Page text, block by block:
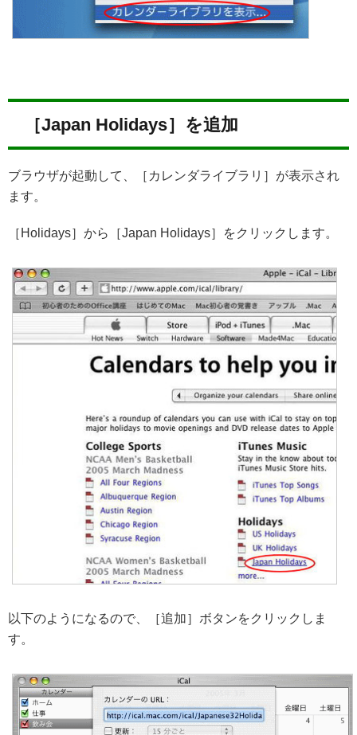
［Japan Holidays］を追加
ブラウザが起動して、［カレンダライブラリ］が表示され
ます。
［Holidays］から［Japan Holidays］をクリックします。
以下のようになるので、［追加］ボタンをクリックしま
す。